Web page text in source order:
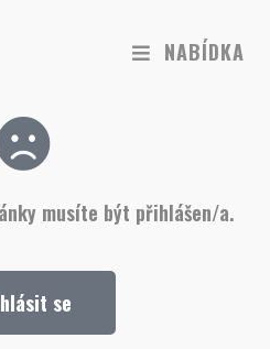
NABÍDKA
musíte být přihlášen/a.
se